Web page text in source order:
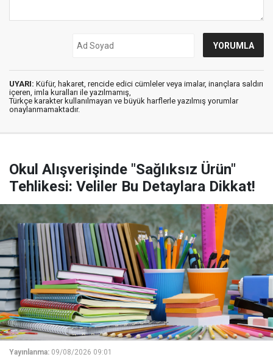
UYARI: Küfür, hakaret, rencide edici cümleler veya imalar, inançlara saldırı
içeren, imla kuralları ile yazılmamış,
Türkçe karakter kullanılmayan ve büyük harflerle yazılmış yorumlar
onaylanmamaktadır.
Okul Alışverişinde "Sağlıksız Ürün"
Tehlikesi: Veliler Bu Detaylara Dikkat!
Yayınlanma: 09/08/2026 09:01